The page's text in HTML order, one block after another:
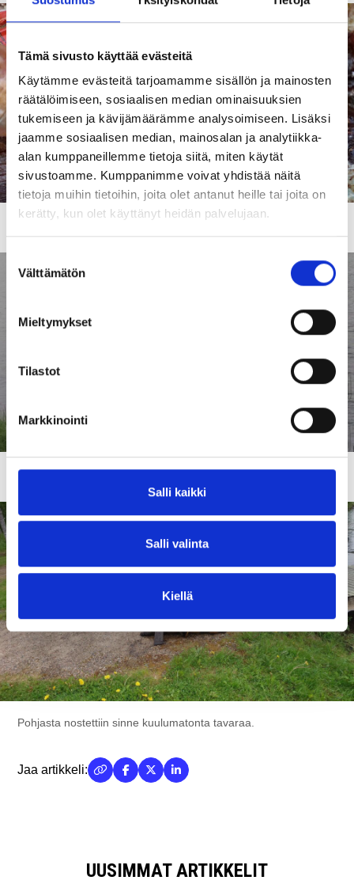
Tämä sivusto käyttää evästeitä
Käytämme evästeitä tarjoamamme sisällön ja mainosten
räätälöimiseen, sosiaalisen median ominaisuuksien
tukemiseen ja kävijämäärämme analysoimiseen. Lisäksi
jaamme sosiaalisen median, mainosalan ja analytiikka-
alan kumppaneillemme tietoja siitä, miten käytät
sivustoamme. Kumppanimme voivat yhdistää näitä
tietoja muihin tietoihin, joita olet antanut heille tai joita on
kerätty, kun olet käyttänyt heidän palvelujaan.
Suostumuksen
valinta
Välttämätön
Mieltymykset
Tilastot
Markkinointi
Salli kaikki
Salli valinta
Kiellä
Uimarannalta löytyneitä roskia.
Onko jollakin pudonnut pilkkijakkara?
Pohjasta nostettiin sinne kuulumatonta tavaraa.
Jaa artikkeli:
UUSIMMAT ARTIKKELIT